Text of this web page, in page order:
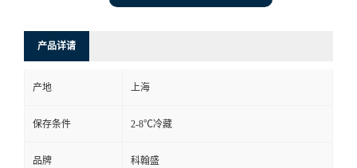
产品详请
产地 上海
保存条件 2-8℃冷藏
品牌 科翰盛